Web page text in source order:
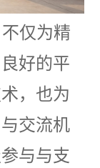
仅为精
好的平
，也为
交流机
与与支